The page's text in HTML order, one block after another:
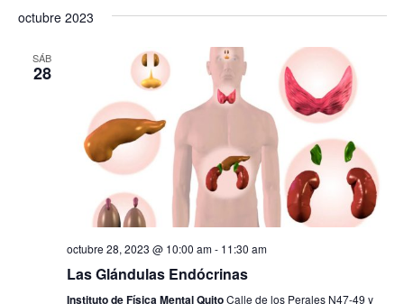
octubre 2023
SÁB
28
octubre 28, 2023 @ 10:00 am- 11:30 am
Las Glándulas Endócrinas
Instituto de Física Mental QuitoCalle de los Perales N47-49 y